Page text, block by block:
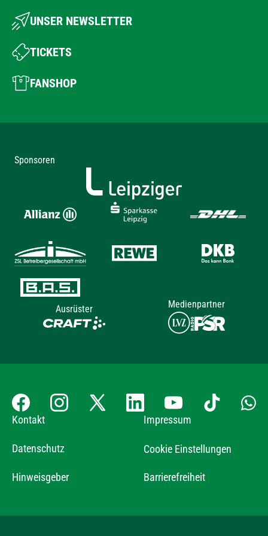
UNSER NEWSLETTER
TICKETS
FANSHOP
Sponsoren
Ausrüster Medienpartner
Kontakt Impressum
Datenschutz Cookie Einstellungen
Hinweisgeber Barrierefreiheit